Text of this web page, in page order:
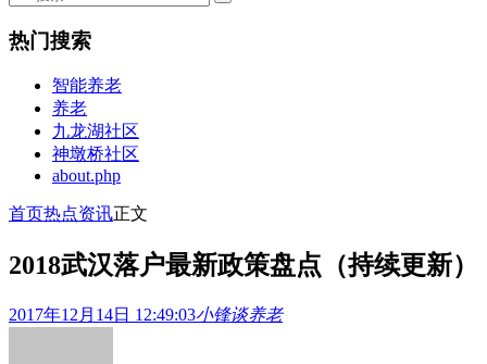
热门搜索
智能养老
养老
九龙湖社区
神墩桥社区
about.php
首页热点资讯正文
2018武汉落户最新政策盘点（持续更新）
2017年12月14日 12:49:03小锋谈养老